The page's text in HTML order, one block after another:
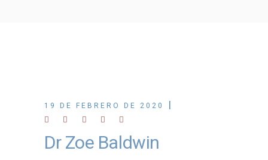
19 DE FEBRERO DE 2020
Dr Zoe Baldwin